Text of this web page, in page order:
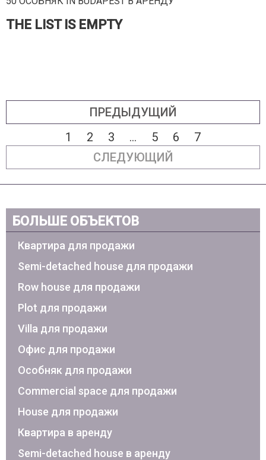
THE LIST IS EMPTY
ПРЕДЫДУЩИЙ
1
2 3 ... 5 6
7
СЛЕДУЮЩИЙ
БОЛЬШЕ ОБЪЕКТОВ
Квартира для продажи
Semi-detached house для продажи
Row house для продажи
Plot для продажи
Villa для продажи
Офис для продажи
Особняк для продажи
Commercial space для продажи
House для продажи
Квартира в аренду
Semi-detached house в аренду